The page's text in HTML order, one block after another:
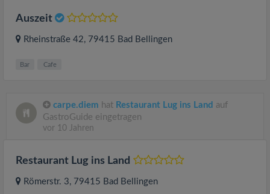
Auszeit
Rheinstraße 42, 79415 Bad Bellingen
Bar Cafe
carpe.diem hat Restaurant Lug ins Land auf
GastroGuide eingetragen
vor 10 Jahren
Restaurant Lug ins Land
Römerstr. 3, 79415 Bad Bellingen